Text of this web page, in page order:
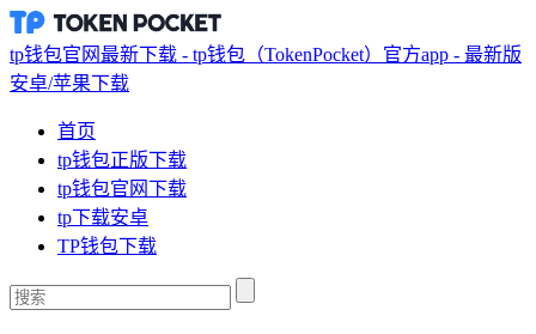
tp钱包官网最新下载 - tp钱包（TokenPocket）官方app - 最新版
安卓/苹果下载
首页
tp钱包正版下载
tp钱包官网下载
tp下载安卓
TP钱包下载